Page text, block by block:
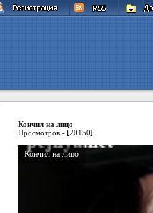
Кончил на лицо
Просмотров - [20150]
Кончил на лицо